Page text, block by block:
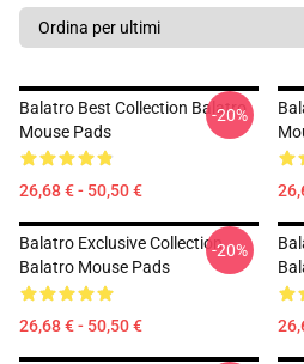
Balatro Best Collection Balatro
Mouse Pads
26,68 € - 50,50 €
-20%
Balatro Exclusive Collection
Balatro Mouse Pads
26,68 € - 50,50 €
-20%